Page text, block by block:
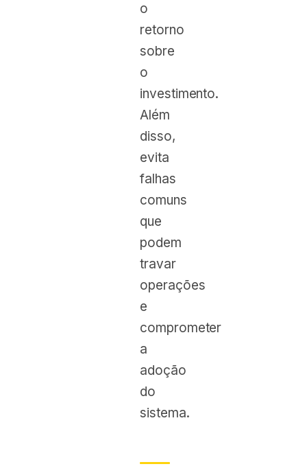
o
retorno
sobre
o
investimento.
Além
disso,
evita
falhas
comuns
que
podem
travar
operações
e
comprometer
a
adoção
do
sistema.